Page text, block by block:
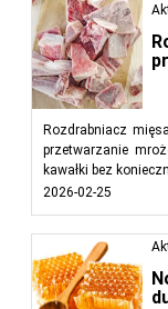
Rozdrabniacz
przetwarzanie
kawałki bez
2026-02-25